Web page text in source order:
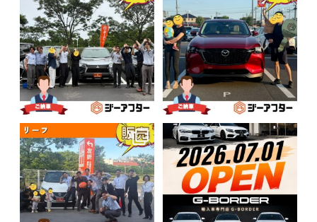
*:.＊.:*:｡∞｡:*:.＊.:*:｡∞｡:*:.＊.:*...
6 0
*:.＊.:*:｡∞｡:*:.＊.:*:｡∞｡:*:.＊.:*...
6 0
7月4日ご納車NEWS
*:.＊.:*:｡∞｡:*:.＊.:*:｡∞｡:*:.＊.:*...
6 0
千葉エリアからのお知らせ！
2026.07.01
ジーアフターから新たに...
7 0